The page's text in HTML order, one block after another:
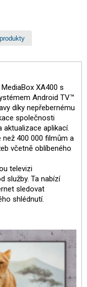
XA400 s
Android TV™
díky nepřebernému
společnosti
aplikací.
400 000 filmům a
včetně oblíbeného
televizi
služby. Ta nabízí
sledovat
shlédnutí.